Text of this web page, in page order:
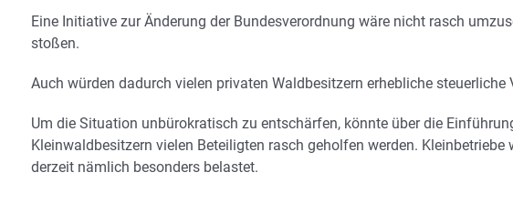
Eine Initiative zur Änderung der Bundesverordnung wäre nicht rasch
stoßen.
Auch würden dadurch vielen privaten Waldbesitzern erhebliche steuerliche
Um die Situation unbürokratisch zu entschärfen, könnte über die
Kleinwaldbesitzern vielen Beteiligten rasch geholfen werden.
derzeit nämlich besonders belastet.